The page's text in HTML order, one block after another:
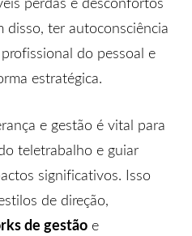
disso, ter autoconsciência
do pessoal e
estratégica.
e gestão é vital para
teletrabalho e guiar
significativos. Isso
de direção,
de gestão e